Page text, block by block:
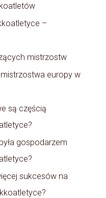
–
mistrzostw
europy w
są częścią
gospodarzem
sukcesów na